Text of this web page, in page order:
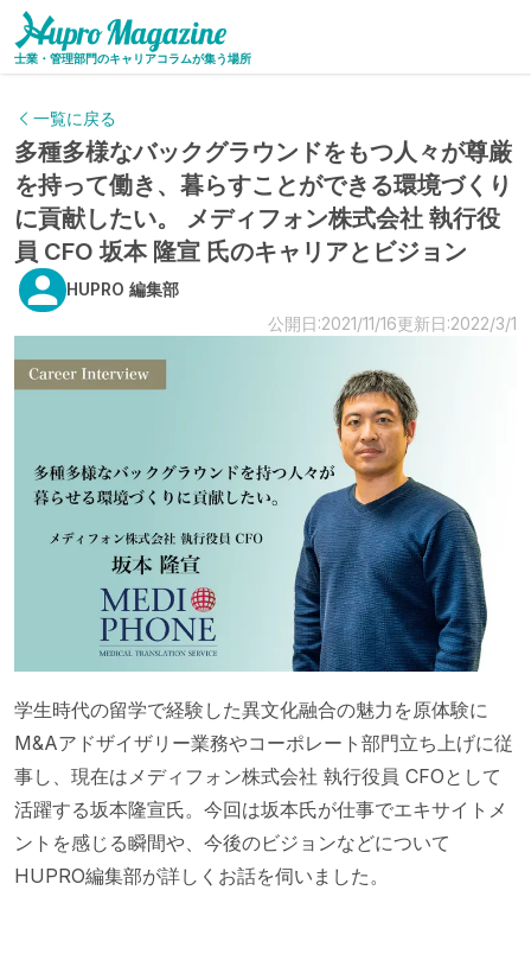
士業・管理部門のキャリアコラムが集う場所
一覧に戻る
多種多様なバックグラウンドをもつ人々が尊厳
を持って働き、暮らすことができる環境づくり
に貢献したい。 メディフォン株式会社 執行役
員 CFO 坂本 隆宣 氏のキャリアとビジョン
HUPRO 編集部
公開日:2021/11/16更新日:2022/3/1
学生時代の留学で経験した異文化融合の魅力を原体験に
M&Aアドザイザリー業務やコーポレート部門立ち上げに従
事し、現在はメディフォン株式会社 執行役員 CFOとして
活躍する坂本隆宣氏。今回は坂本氏が仕事でエキサイトメ
ントを感じる瞬間や、今後のビジョンなどについて
HUPRO編集部が詳しくお話を伺いました。